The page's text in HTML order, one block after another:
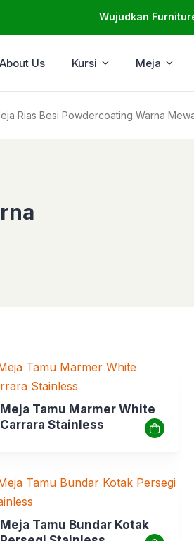
Wujudkan
About Us Kursi Meja
Rias Besi Powdercoating Warna
Meja Tamu Marmer White
Carrara Stainless
Meja Tamu Bundar Kotak